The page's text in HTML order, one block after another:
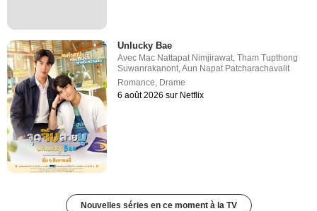
Unlucky Bae
Avec Mac Nattapat Nimjirawat ,Tham Tupthong
Suwanrakanont ,Aun Napat Patcharachavalit
Romance Drame
6 août 2026 sur Netflix
Nouvelles séries en ce moment à la TV